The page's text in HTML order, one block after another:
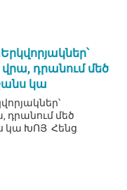
դրանում մեծ
կա
մեծ
կա ԽՈՅ Հենց